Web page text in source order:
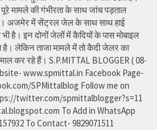
मामले की गंभीरता के साथ जांच पड़ताल
। अजमेर में सेंट्रल जेल के साथ साथ हाई
भी है। इन दोनों जेलों में कैदियों के पास मोबाइल
है। लेकिन ताजा मामले में तो कैदी जेलर का
कर रहे हैं। S.P.MITTAL BLOGGER ( 08-
www.spmittal.in Facebook Page-
SPMittalblog Follow me on
twitter.com/spmittalblogger?s=11
To Add in WhatsApp
To Contact- 9829071511